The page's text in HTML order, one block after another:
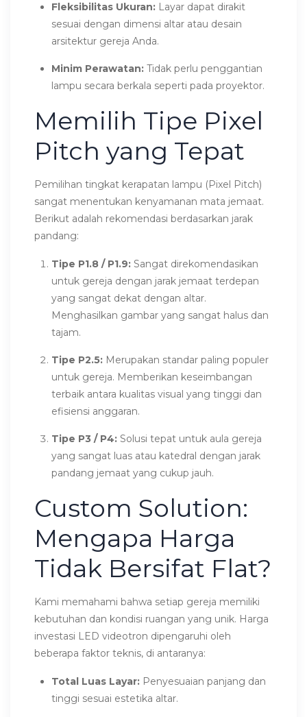
Fleksibilitas Ukuran: Layar dapat dirakit
sesuai dengan dimensi altar atau desain
arsitektur gereja Anda.
Minim Perawatan: Tidak perlu penggantian
lampu secara berkala seperti pada proyektor.
Memilih Tipe Pixel
Pitch yang Tepat
Pemilihan tingkat kerapatan lampu (Pixel Pitch)
sangat menentukan kenyamanan mata jemaat.
Berikut adalah rekomendasi berdasarkan jarak
pandang:
Tipe P1.8 / P1.9: Sangat direkomendasikan
untuk gereja dengan jarak jemaat terdepan
yang sangat dekat dengan altar.
Menghasilkan gambar yang sangat halus dan
tajam.
Tipe P2.5: Merupakan standar paling populer
untuk gereja. Memberikan keseimbangan
terbaik antara kualitas visual yang tinggi dan
efisiensi anggaran.
Tipe P3 / P4: Solusi tepat untuk aula gereja
yang sangat luas atau katedral dengan jarak
pandang jemaat yang cukup jauh.
Custom Solution:
Mengapa Harga
Tidak Bersifat Flat?
Kami memahami bahwa setiap gereja memiliki
kebutuhan dan kondisi ruangan yang unik. Harga
investasi LED videotron dipengaruhi oleh
beberapa faktor teknis, di antaranya:
Total Luas Layar: Penyesuaian panjang dan
tinggi sesuai estetika altar.